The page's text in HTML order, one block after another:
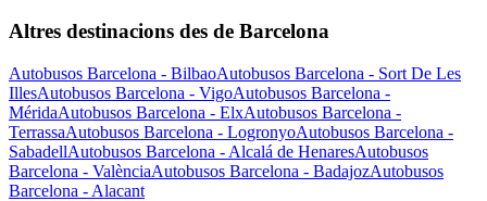
Altres destinacions des de Barcelona
Autobusos Barcelona - BilbaoAutobusos Barcelona - Sort De Les
IllesAutobusos Barcelona - VigoAutobusos Barcelona -
MéridaAutobusos Barcelona - ElxAutobusos Barcelona -
TerrassaAutobusos Barcelona - LogronyoAutobusos Barcelona -
SabadellAutobusos Barcelona - Alcalá de HenaresAutobusos
Barcelona - ValènciaAutobusos Barcelona - BadajozAutobusos
Barcelona - Alacant